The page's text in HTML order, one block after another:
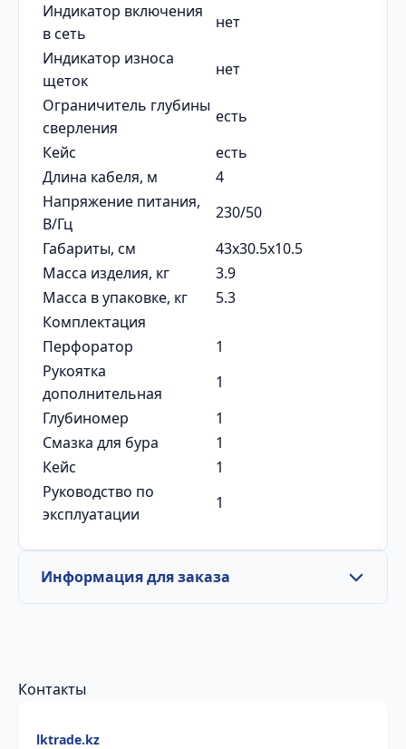
Индикатор включения
в сеть
нет
Индикатор износа
щеток
нет
Ограничитель глубины
сверления
есть
Кейс
есть
Длина кабеля, м
4
Напряжение питания,
В/Гц
230/50
Габариты, см
43x30.5x10.5
Масса изделия, кг
3.9
Масса в упаковке, кг
5.3
Комплектация
Перфоратор
1
Рукоятка
дополнительная
1
Глубиномер
1
Смазка для бура
1
Кейс
1
Руководство по
эксплуатации
1
Информация для заказа
Контакты
lktrade.kz